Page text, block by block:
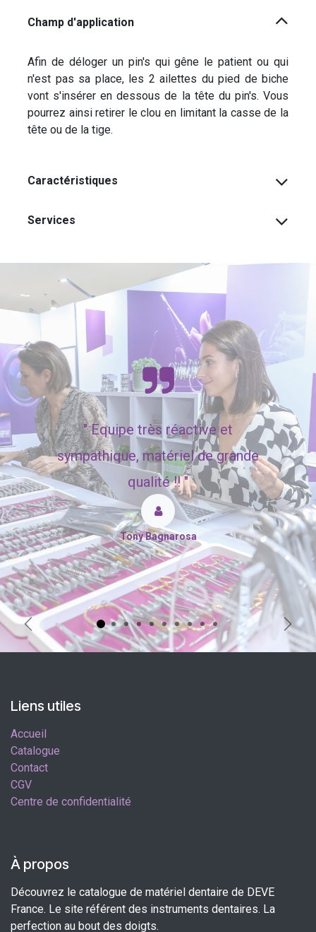
Champ d'application
Afin de déloger un pin's qui gêne le patient ou qui
n'est pas sa place, les 2 ailettes du pied de biche
vont s'insérer en dessous de la tête du pin's. Vous
pourrez ainsi retirer le clou en limitant la casse de la
tête ou de la tige.
Caractéristiques
Services
"Equipe très réactive et
sympathique, matériel de grande
qualité !! "
Tony Bagnarosa
Précédent
Liens utiles
Accueil
Catalogue
Contact
CGV
Centre de confidentialité
À propos
Découvrez le catalogue de matériel dentaire de DEVE
France. Le site référent des instruments dentaires. La
perfection au bout des doigts.